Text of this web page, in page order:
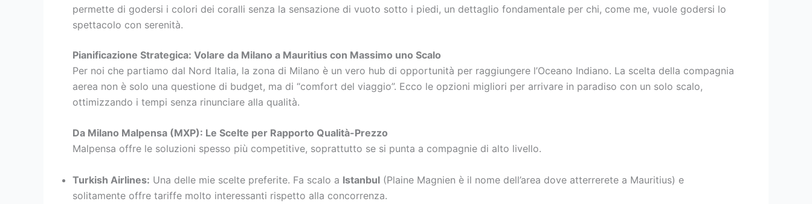
permette di godersi i colori dei coralli senza la sensazione di vuoto sotto i piedi, un dettaglio fondamentale per chi, come me, vuole godersi lo
spettacolo con serenità.
Pianificazione Strategica: Volare da Milano a Mauritius con Massimo uno Scalo
Per noi che partiamo dal Nord Italia, la zona di Milano è un vero hub di opportunità per raggiungere l’Oceano Indiano. La scelta della compagnia
aerea non è solo una questione di budget, ma di “comfort del viaggio”. Ecco le opzioni migliori per arrivare in paradiso con un solo scalo,
ottimizzando i tempi senza rinunciare alla qualità.
Da Milano Malpensa (MXP): Le Scelte per Rapporto Qualità-Prezzo
Malpensa offre le soluzioni spesso più competitive, soprattutto se si punta a compagnie di alto livello.
Turkish Airlines: Una delle mie scelte preferite. Fa scalo a Istanbul (Plaine Magnien è il nome dell’area dove atterrerete a Mauritius) e
solitamente offre tariffe molto interessanti rispetto alla concorrenza.